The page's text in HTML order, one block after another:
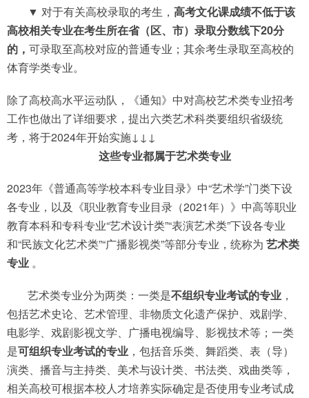
▼ 对于有关高校录取的考生， 高考文化课成绩不低于该
高校相关专业在考生所在省（区、市）录取分数线下20分
的， 可录取至高校对应的普通专业；其余考生录取至高校的
体育学类专业。
除了高校高水平运动队，《通知》中对高校艺术类专业招考
工作也做出了详细要求，提出六类艺术科类要组织省级统
考，将于2024年开始实施↓↓↓
这些专业都属于艺术类专业
2023年《普通高等学校本科专业目录》中“艺术学”门类下设
各专业，以及《职业教育专业目录（2021年）》中高等职业
教育本科和专科专业“艺术设计类”“表演艺术类”下设各专业
和“民族文化艺术类”“广播影视类”等部分专业，统称为 艺术类
专业 。
艺术类专业分为两类：一类是不组织专业考试的专业 ，
包括艺术史论、艺术管理、非物质文化遗产保护、戏剧学、
电影学、戏剧影视文学、广播电视编导、影视技术等；一类
是可组织专业考试的专业 ，包括音乐类、舞蹈类、表（导）
演类、播音与主持类、美术与设计类、书法类、戏曲类等，
相关高校可根据本校人才培养实际确定是否使用专业考试成